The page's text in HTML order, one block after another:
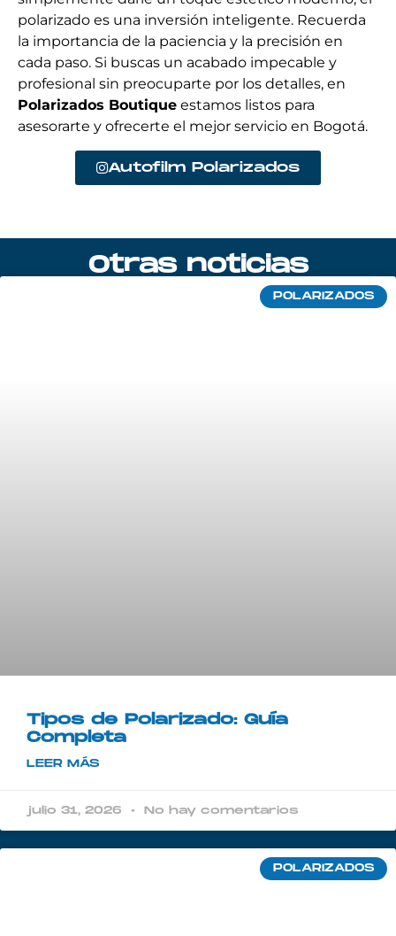
polarizado es una inversión inteligente. Recuerda
la importancia de la paciencia y la precisión en
cada paso. Si buscas un acabado impecable y
profesional sin preocuparte por los detalles, en
Polarizados Boutique estamos listos para
asesorarte y ofrecerte el mejor servicio en Bogotá.
Autofilm Polarizados
Otras noticias
POLARIZADOS
Tipos de Polarizado: Guía
Completa
LEER MÁS
julio 31, 2026 No hay comentarios
POLARIZADOS